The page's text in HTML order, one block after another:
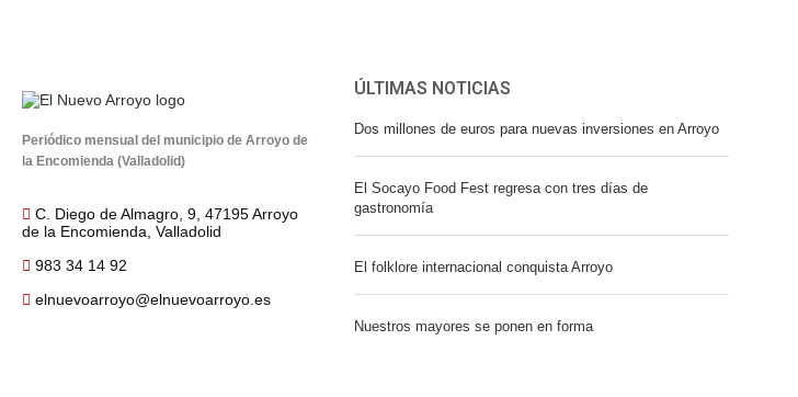
Periódico mensual del municipio de Arroyo de
la Encomienda (Valladolid)
C. Diego de Almagro, 9, 47195 Arroyo
de la Encomienda, Valladolid
983 34 14 92
elnuevoarroyo@elnuevoarroyo.es
ÚLTIMAS NOTICIAS
Dos millones de euros para nuevas inversiones en Arroyo
El Socayo Food Fest regresa con tres días de
gastronomía
El folklore internacional conquista Arroyo
Nuestros mayores se ponen en forma